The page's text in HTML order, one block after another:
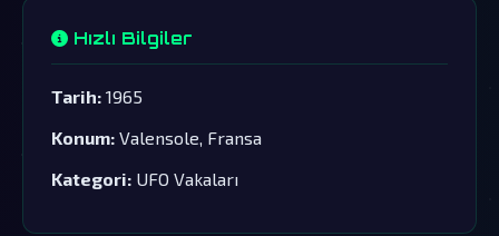
Hızlı Bilgiler
Tarih: 1965
Konum: Valensole, Fransa
Kategori: UFO Vakaları